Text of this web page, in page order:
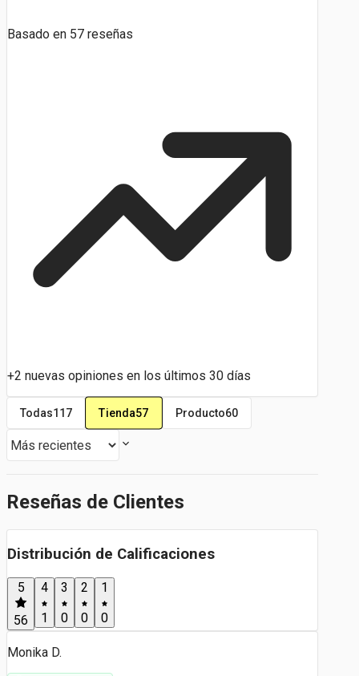
Basado en 57 reseñas
+2 nuevas opiniones en los últimos 30 días
Todas117 Tienda57 Producto60
Reseñas de Clientes
Distribución de Calificaciones
5
56
4
1
3
0
2
0
1
0
Monika D.